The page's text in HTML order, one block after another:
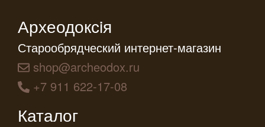
Археодоксiя
Старообрядческий интернет-магазин
shop@archeodox.ru
+7 911 622-17-08
Каталог